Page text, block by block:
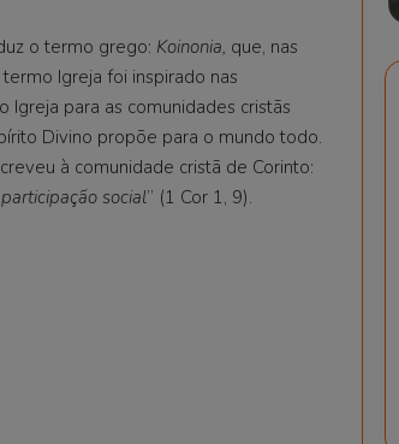
o termo grego: Koinonia, que, nas
Igreja foi inspirado nas
para as comunidades cristãs
Divino propõe para o mundo todo.
à comunidade cristã de Corinto:
social” (1 Cor 1, 9).